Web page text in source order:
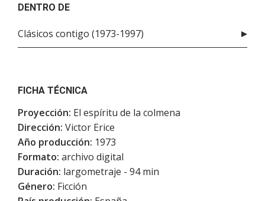
DENTRO DE
Clásicos contigo (1973-1997)
FICHA TÉCNICA
Proyección: El espíritu de la colmena
Dirección: Victor Erice
Año producción: 1973
Formato: archivo digital
Duración: largometraje - 94 min
Género: Ficción